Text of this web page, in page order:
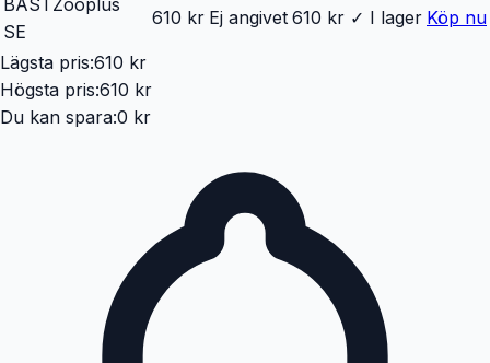
SE
610 kr Ej angivet 610 kr ✓ I lager Köp nu
Lägsta pris:610 kr
Högsta pris:610 kr
Du kan spara:0 kr